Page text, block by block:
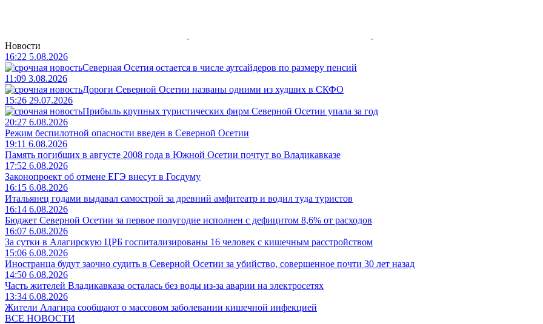
Новости
16:22 5.08.2026
Северная Осетия остается в числе аутсайдеров по размеру пенсий
11:09 3.08.2026
Дороги Северной Осетии названы одними из худших в СКФО
15:26 29.07.2026
Прибыль крупных туристических фирм Северной Осетии упала за год
20:27 6.08.2026
Режим беспилотной опасности введен в Северной Осетии
19:11 6.08.2026
Память погибших в августе 2008 года в Южной Осетии почтут во Владикавказе
17:52 6.08.2026
Законопроект об отмене ЕГЭ внесут в Госдуму
16:15 6.08.2026
Итальянец годами выдавал самострой за древний амфитеатр и водил туда туристов
16:14 6.08.2026
Бюджет Северной Осетии за первое полугодие исполнен с дефицитом 8,6% от расходов
16:07 6.08.2026
За сутки в Алагирскую ЦРБ госпитализированы 16 человек с кишечным расстройством
15:06 6.08.2026
Иностранца будут заочно судить в Северной Осетии за убийство, совершенное почти 30 лет назад
14:50 6.08.2026
Часть жителей Владикавказа осталась без воды из-за аварии на электросетях
13:34 6.08.2026
Жители Алагира сообщают о массовом заболевании кишечной инфекцией
ВСЕ НОВОСТИ